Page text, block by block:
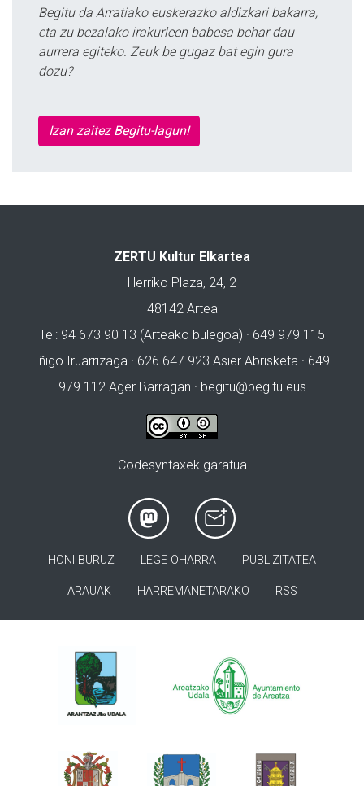
Begitu da Arratiako euskerazko aldizkari bakarra,
eta zu bezalako irakurleen babesa behar dau
aurrera egiteko. Zeuk be gugaz bat egin gura
dozu?
Izan zaitez Begitu-lagun!
ZERTU Kultur Elkartea
Herriko Plaza, 24, 2
48142 Artea
Tel: 94 673 90 13 (Arteako bulegoa) · 649 979 115
Iñigo Iruarrizaga · 626 647 923 Asier Abrisketa · 649
979 112 Ager Barragan · begitu@begitu.eus
Codesyntaxek garatua
HONI BURUZ LEGE OHARRA PUBLIZITATEA
ARAUAK HARREMANETARAKO RSS